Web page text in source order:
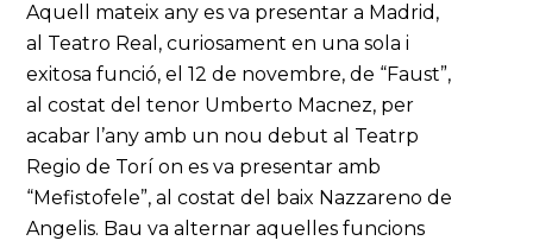
Aquell mateix any es va presentar a Madrid,
al Teatro Real, curiosament en una sola i
exitosa funció, el 12 de novembre, de “Faust”,
al costat del tenor Umberto Macnez, per
acabar l’any amb un nou debut al Teatrp
Regio de Torí on es va presentar amb
“Mefistofele”, al costat del baix Nazzareno de
Angelis. Bau va alternar aquelles funcions